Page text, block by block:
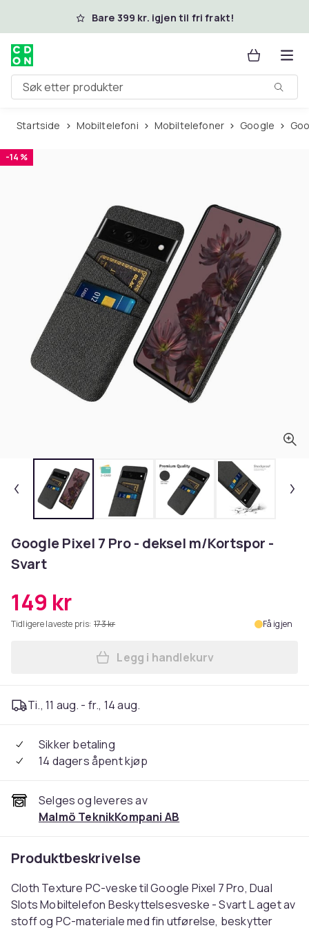
Hopp til hovedinnholdBare 399 kr. igjen til fri frakt!
Søk etter produkter
Startside Mobiltelefoni Mobiltelefoner Google
-14 %
Google Pixel 7 Pro - deksel m/Kortspor -
Svart
149 kr
Tidligere laveste pris: 173 kr Få igjen
Legg Google Pixel 7 Pro -
Legg i handlekurv
Ti., 11 aug. - fr., 14 aug.
Sikker betaling
14 dagers åpent kjøp
Selges og leveres av
Malmö TeknikKompani AB
Produktbeskrivelse
Cloth Texture PC-veske til Google Pixel 7 Pro, Dual
Slots Mobiltelefon Beskyttelsesveske - Svart L aget av
stoff og PC-materiale med fin utførelse, beskytter